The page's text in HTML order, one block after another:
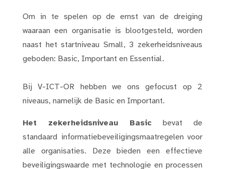
Om in te spelen op de ernst van de dreiging
waaraan een organisatie is blootgesteld, worden
naast het startniveau Small, 3 zekerheidsniveaus
geboden: Basic, Important en Essential.
Bij V-ICT-OR hebben we ons gefocust op 2
niveaus, namelijk de Basic en Important.
Het zekerheidsniveau Basic bevat de
standaard informatiebeveiligingsmaatregelen voor
alle organisaties. Deze bieden een effectieve
beveiligingswaarde met technologie en processen